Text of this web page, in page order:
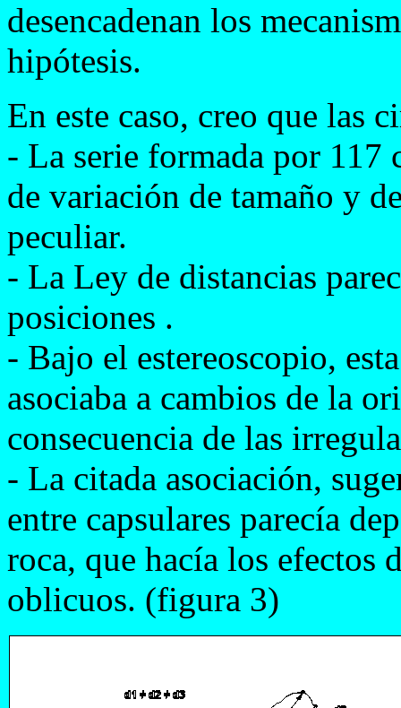
desencadenan los
hipótesis.
En este caso, creo que las
- La serie formada por 117
de variación de tamaño y
peculiar.
- La Ley de distancias
posiciones .
- Bajo el estereoscopio,
asociaba a cambios de la
consecuencia de las
- La citada asociación,
entre capsulares parecía
roca, que hacía los efectos
oblicuos. (figura 3)